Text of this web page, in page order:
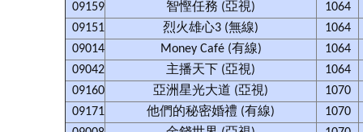
09159
智慳任務 (亞視)
1064
09151
烈火雄心3 (無線)
1064
09014
Money Café (有線)
1064
09042
主播天下 (亞視)
1064
09160
亞洲星光大道 (亞視)
1070
09171
他們的秘密婚禮 (有線)
1070